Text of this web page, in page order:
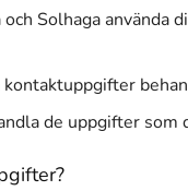
Solhaga
de uppgifter